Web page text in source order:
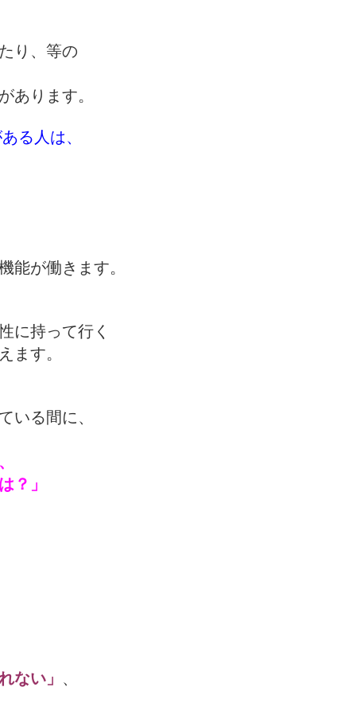
り、等の
あります。
る人は、
能が働きます。
に持って行く
ます。
いる間に、
？」
ない」 、